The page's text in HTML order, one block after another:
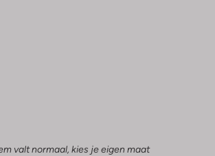
valt normaal, kies je eigen maat